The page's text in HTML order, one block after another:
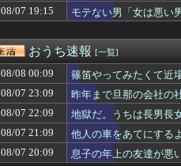
トメ「食べきれない。収穫が大変」
大人数になった途端いじる人
昨年まで旦那の会社の社宅に住んで
彼氏一家から親戚の工事代90万円を
動物実験反対の署名中の小学生に彼
【カレー】最近ハマれるルーが無い
独身と騙されて交際していたら脳内
同居してる義父口癖は「バカ」娘に
俺「おっちゃん、何してるんです
平成生まれが懐かしいと思うもの
サークルの先輩方の子を次々と妊娠
08/07 19:15
モテない男「女は悪い
おうち速報 [一覧]
08/08 00:09
篠笛やってみたくて近
08/07 23:09
昨年まで旦那の会社の
08/07 22:09
地獄だ。うちは長男長
08/07 21:09
他人の車をあてにする
08/07 20:09
息子の年上の友達が悪